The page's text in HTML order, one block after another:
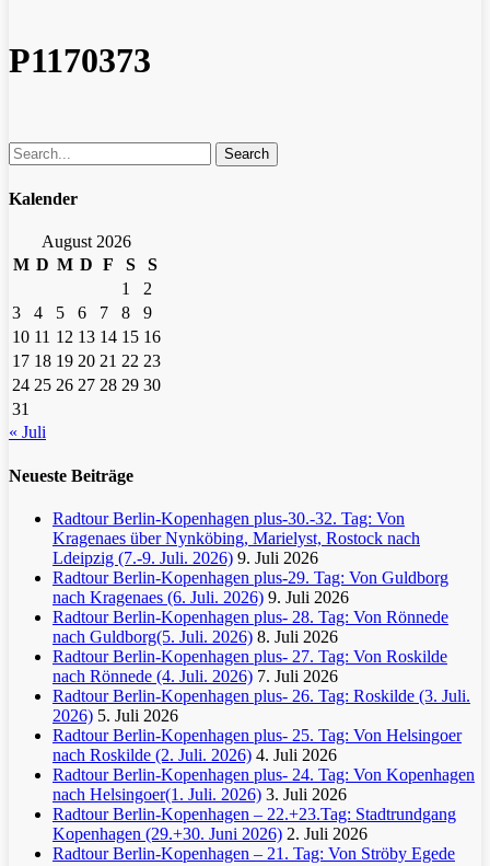
P1170373
Search
Kalender
August 2026
M D M D F S
S
1
2
3
4 5 6 7 8
9
10 11 12 13 14 15 16
17 18 19 20 21 22 23
24 25 26 27 28 29 30
31
« Juli
Neueste Beiträge
Radtour Berlin-Kopenhagen plus-30.-32. Tag: Von
Kragenaes über Nynköbing, Marielyst, Rostock nach
Ldeipzig (7.-9. Juli. 2026) 9. Juli 2026
Radtour Berlin-Kopenhagen plus-29. Tag: Von Guldborg
nach Kragenaes (6. Juli. 2026) 9. Juli 2026
Radtour Berlin-Kopenhagen plus- 28. Tag: Von Rönnede
nach Guldborg(5. Juli. 2026) 8. Juli 2026
Radtour Berlin-Kopenhagen plus- 27. Tag: Von Roskilde
nach Rönnede (4. Juli. 2026) 7. Juli 2026
Radtour Berlin-Kopenhagen plus- 26. Tag: Roskilde (3. Juli.
2026) 5. Juli 2026
Radtour Berlin-Kopenhagen plus- 25. Tag: Von Helsingoer
nach Roskilde (2. Juli. 2026) 4. Juli 2026
Radtour Berlin-Kopenhagen plus- 24. Tag: Von Kopenhagen
nach Helsingoer(1. Juli. 2026) 3. Juli 2026
Radtour Berlin-Kopenhagen – 22.+23.Tag: Stadtrundgang
Kopenhagen (29.+30. Juni 2026) 2. Juli 2026
Radtour Berlin-Kopenhagen – 21. Tag: Von Ströby Egede